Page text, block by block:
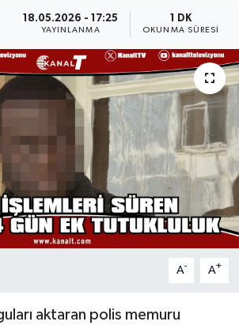
18.05.2026 - 17:25
YAYINLANMA
1 DK
OKUNMA SÜRESI
A- A+
aktaran polis memuru